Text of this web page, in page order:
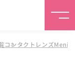
コンタクトレンズ